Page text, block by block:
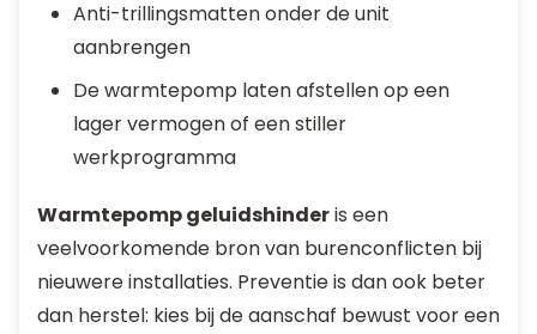
Anti-trillingsmatten onder de unit
aanbrengen
De warmtepomp laten afstellen op een
lager vermogen of een stiller
werkprogramma
Warmtepomp geluidshinderis een
veelvoorkomende bron van burenconflicten bij
nieuwere installaties. Preventie is dan ook beter
dan herstel: kies bij de aanschaf bewust voor een